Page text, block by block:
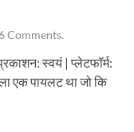
Comments.
स्वयं | प्लेटफॉर्म:
एक पायलट था जो कि